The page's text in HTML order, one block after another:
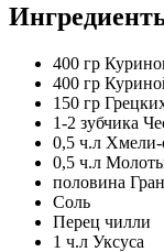
400 гр
400 гр
150 гр
1-2 зубчика
0,5 ч.л Хмели-
0,5 ч.л
половина
Соль
Перец чилли
1 ч.л Уксуса